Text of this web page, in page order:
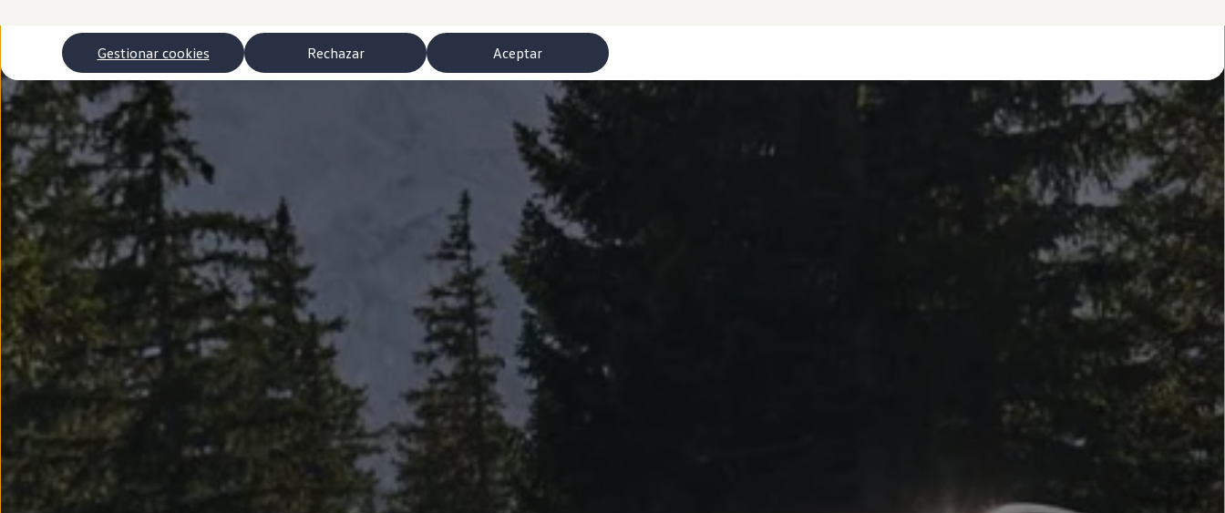
Autonomía
Clientes y posventa
Club Volkswagen
Ofertas posventa
Eventos y experiencias
Beneficios Volkswagen
Asistencia en carretera
Servicios de movilidad
Garantía del fabricante
Beneficios del taller oficial
Rent-a-Car
Servicios digitales
Buscar servicios para tu modelo
Volkswagen Apps, inicio de sesión y tienda
Conectar el móvil con el vehículo
Actualizaciones del software, los mapas y las emisoras de radio
Mantenimiento y reparaciones
Revisiones e ITV
Aceite y líquidos del motor
Baterías
Frenos
Motor y chasis
Aire acondicionado y filtros
Faros y lunas
Carrocería y pintura
Llantas y neumáticos
Recambios Volkswagen
Accesorios y merchandising
Aceptar
Rechazar
Gestionar cookies